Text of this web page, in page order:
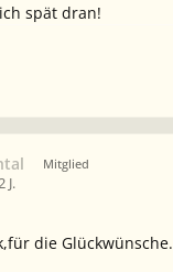
spät dran!
Mitglied
J.
die Glückwünsche.